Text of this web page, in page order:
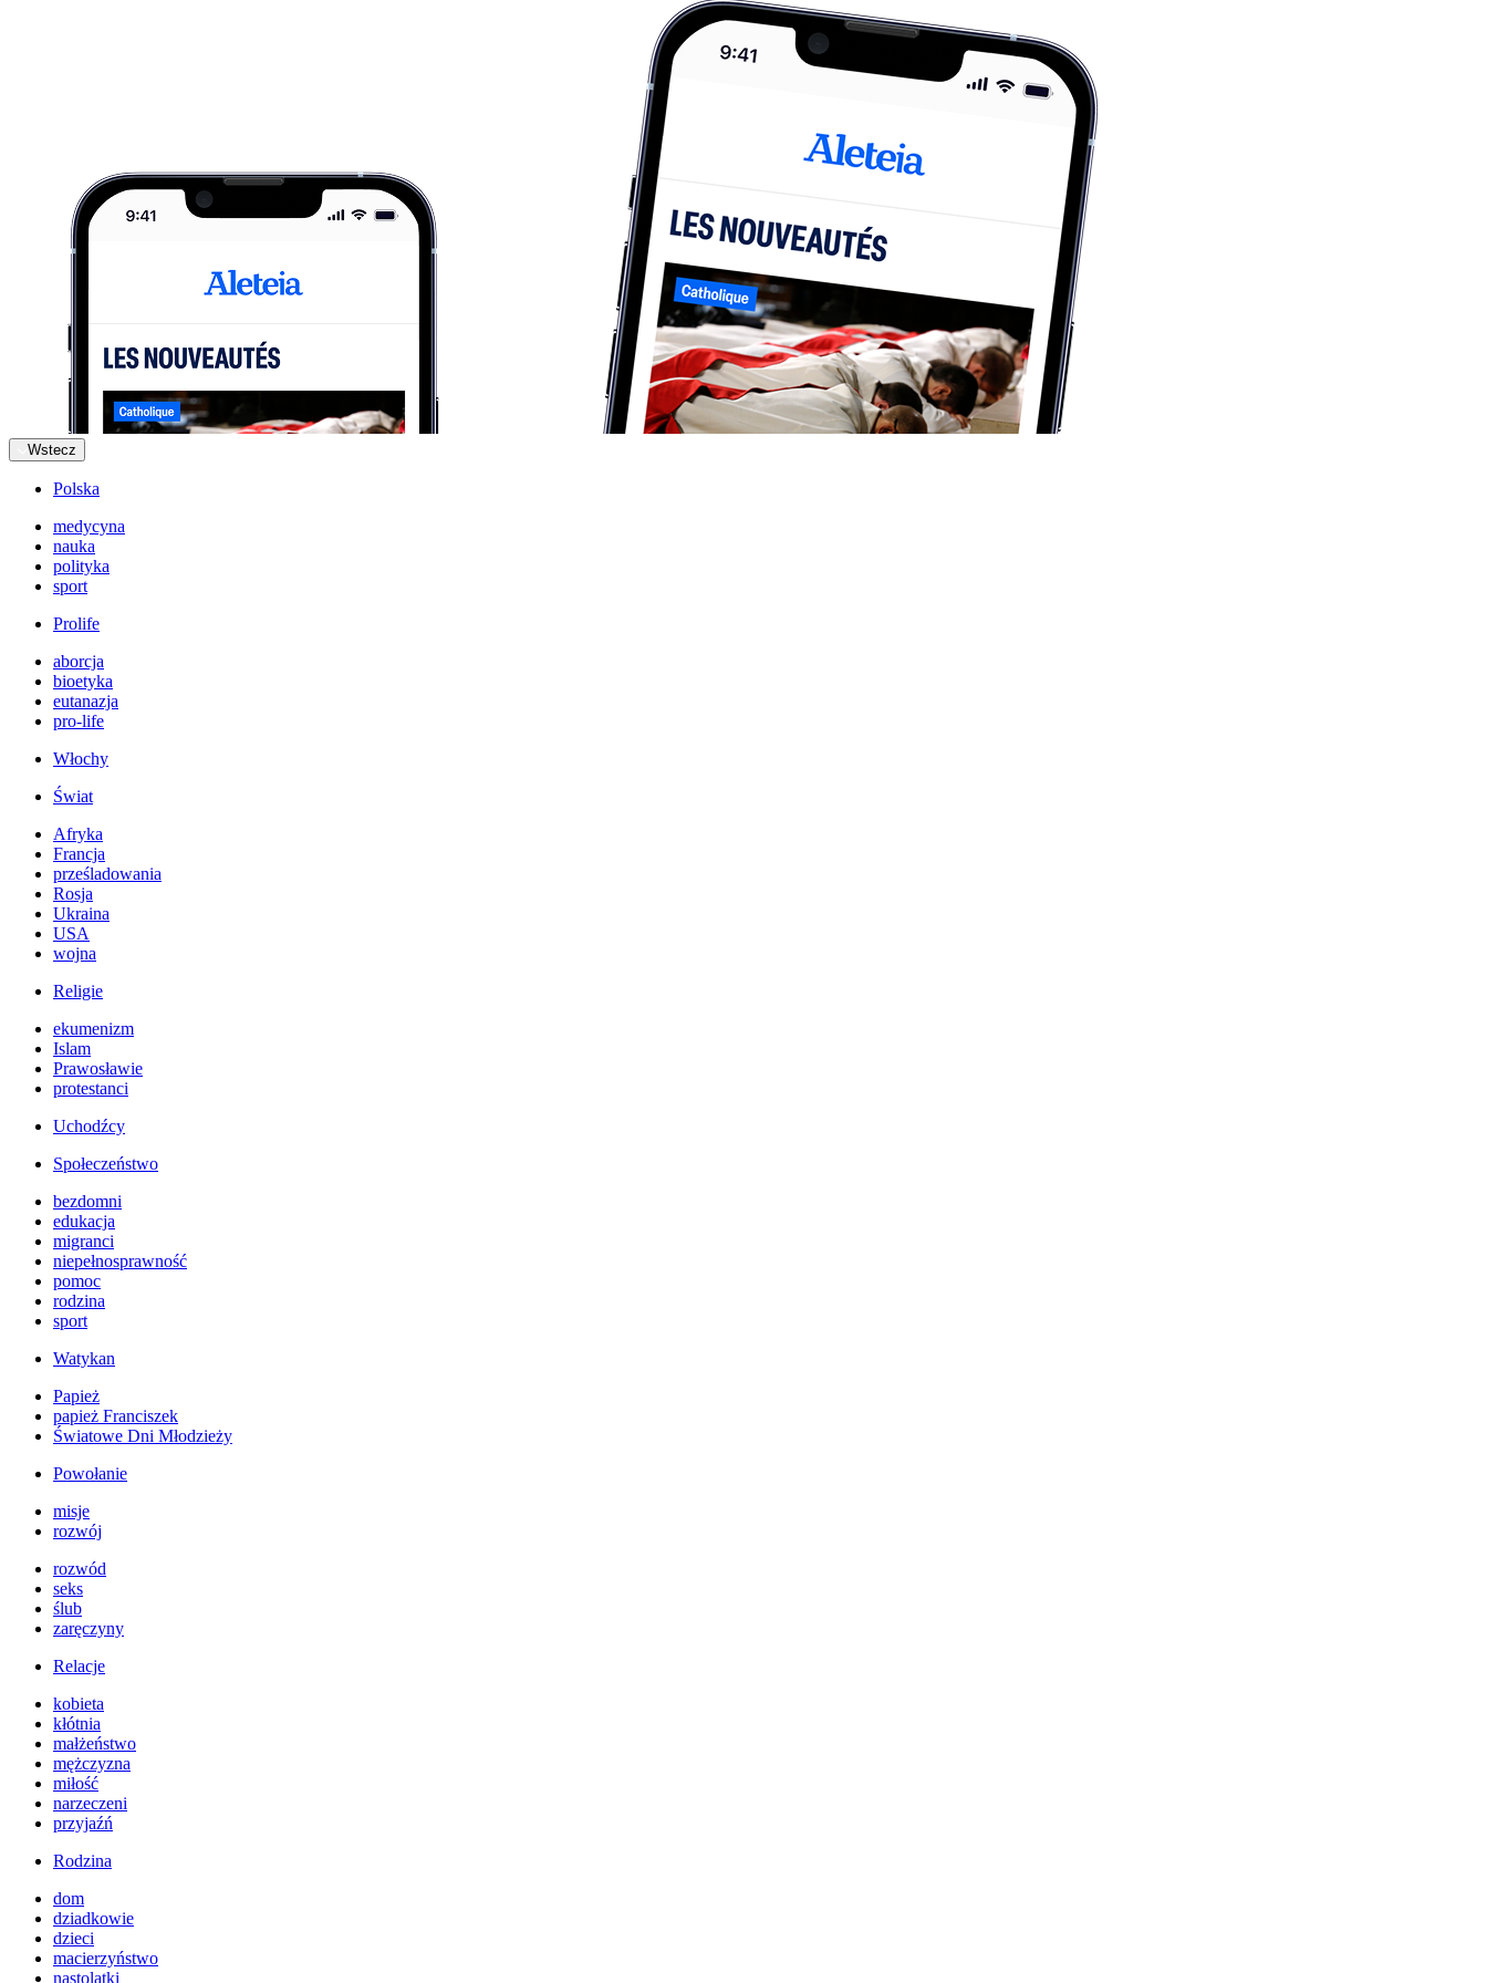
Wstecz
Polska
medycyna
nauka
polityka
sport
Prolife
aborcja
bioetyka
eutanazja
pro-life
Włochy
Świat
Afryka
Francja
prześladowania
Rosja
Ukraina
USA
wojna
Religie
ekumenizm
Islam
Prawosławie
protestanci
Uchodźcy
Społeczeństwo
bezdomni
edukacja
migranci
niepełnosprawność
pomoc
rodzina
sport
Watykan
Papież
papież Franciszek
Światowe Dni Młodzieży
Powołanie
misje
rozwój
rozwód
seks
ślub
zaręczyny
Relacje
kobieta
kłótnia
małżeństwo
mężczyzna
miłość
narzeczeni
przyjaźń
Rodzina
dom
dziadkowie
dzieci
macierzyństwo
nastolatki